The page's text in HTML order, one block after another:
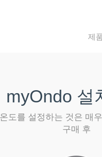
제
myOndo 설
도를 설정하는 것은 매
구매 후